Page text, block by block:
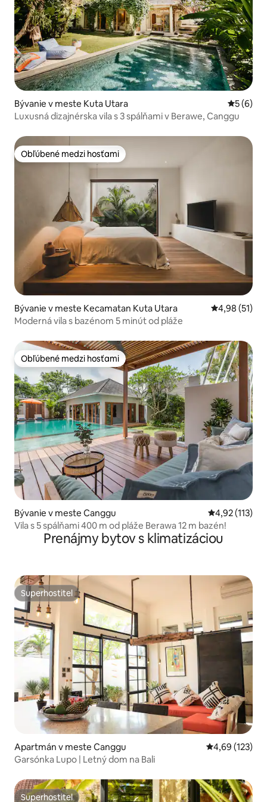
Bývanie v meste Kuta Utara
5 (6)
Luxusná dizajnérska vila s 3 spálňami v Berawe, Canggu
Obľúbené medzi hosťami
Obľúbené medzi hosťami
Bývanie v meste Kecamatan Kuta Utara Priemerné
4,98 (51)
Moderná vila s bazénom 5 minút od pláže
Obľúbené medzi hosťami
Obľúbené medzi hosťami
Bývanie v meste Canggu Priemerné
4,92 (113)
Vila s 5 spálňami 400 m od pláže Berawa 12 m bazén!
Prenájmy bytov s klimatizáciou
Superhostiteľ
Superhostiteľ
Apartmán v meste Canggu Priemerné
4,69 (123)
Garsónka Lupo | Letný dom na Bali
Superhostiteľ